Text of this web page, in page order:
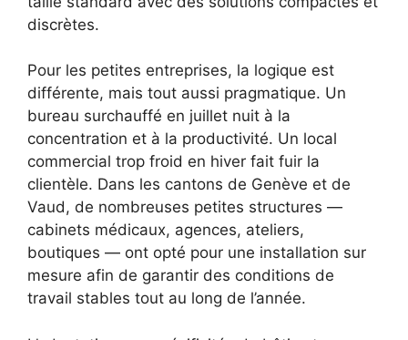
discrètes.
Pour les petites entreprises, la logique est
différente, mais tout aussi pragmatique. Un
bureau surchauffé en juillet nuit à la
concentration et à la productivité. Un local
commercial trop froid en hiver fait fuir la
clientèle. Dans les cantons de Genève et de
Vaud, de nombreuses petites structures —
cabinets médicaux, agences, ateliers,
boutiques — ont opté pour une installation sur
mesure afin de garantir des conditions de
travail stables tout au long de l’année.